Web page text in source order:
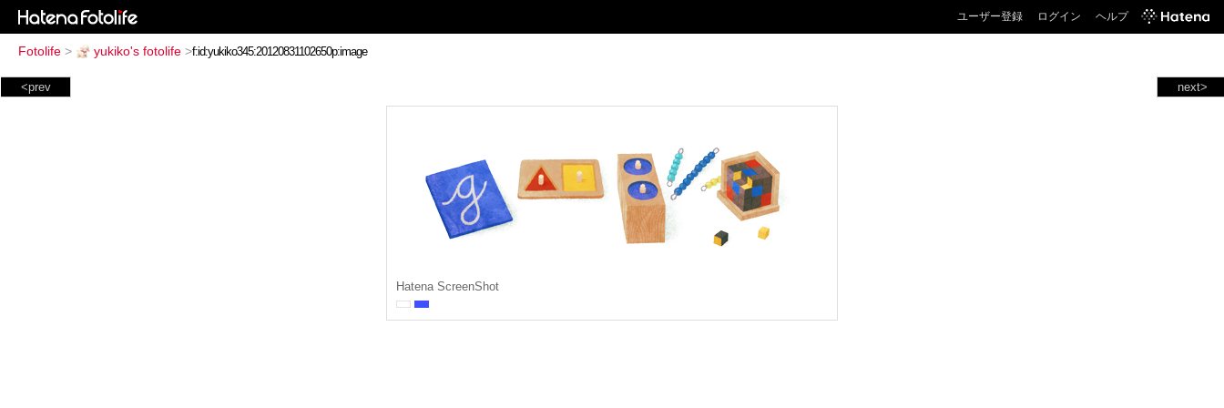
ユーザー登録 ログイン ヘルプ
Fotolife > yukiko's fotolife >
next>
<prev
Hatena ScreenShot